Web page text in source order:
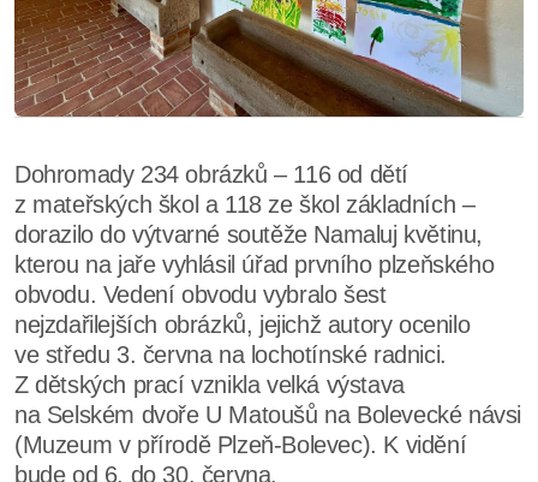
Dohromady 234 obrázků – 116 od dětí
z mateřských škol a 118 ze škol základních –
dorazilo do výtvarné soutěže Namaluj květinu,
kterou na jaře vyhlásil úřad prvního plzeňského
obvodu. Vedení obvodu vybralo šest
nejzdařilejších obrázků, jejichž autory ocenilo
ve středu 3. června na lochotínské radnici.
Z dětských prací vznikla velká výstava
na Selském dvoře U Matoušů na Bolevecké návsi
(Muzeum v přírodě Plzeň-Bolevec). K vidění
bude od 6. do 30. června.